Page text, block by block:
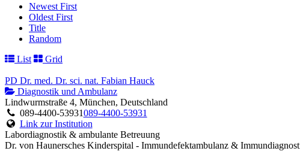
Newest First
Oldest First
Title
Random
List
Grid
PD Dr. med. Dr. sci. nat. Fabian Hauck
Diagnostik und Ambulanz
Lindwurmstraße 4, München, Deutschland
089-4400-53931089-4400-53931
Link zur Institution
Labordiagnostik & ambulante Betreuung
Dr. von Haunersches Kinderspital - Immundefektambulanz &